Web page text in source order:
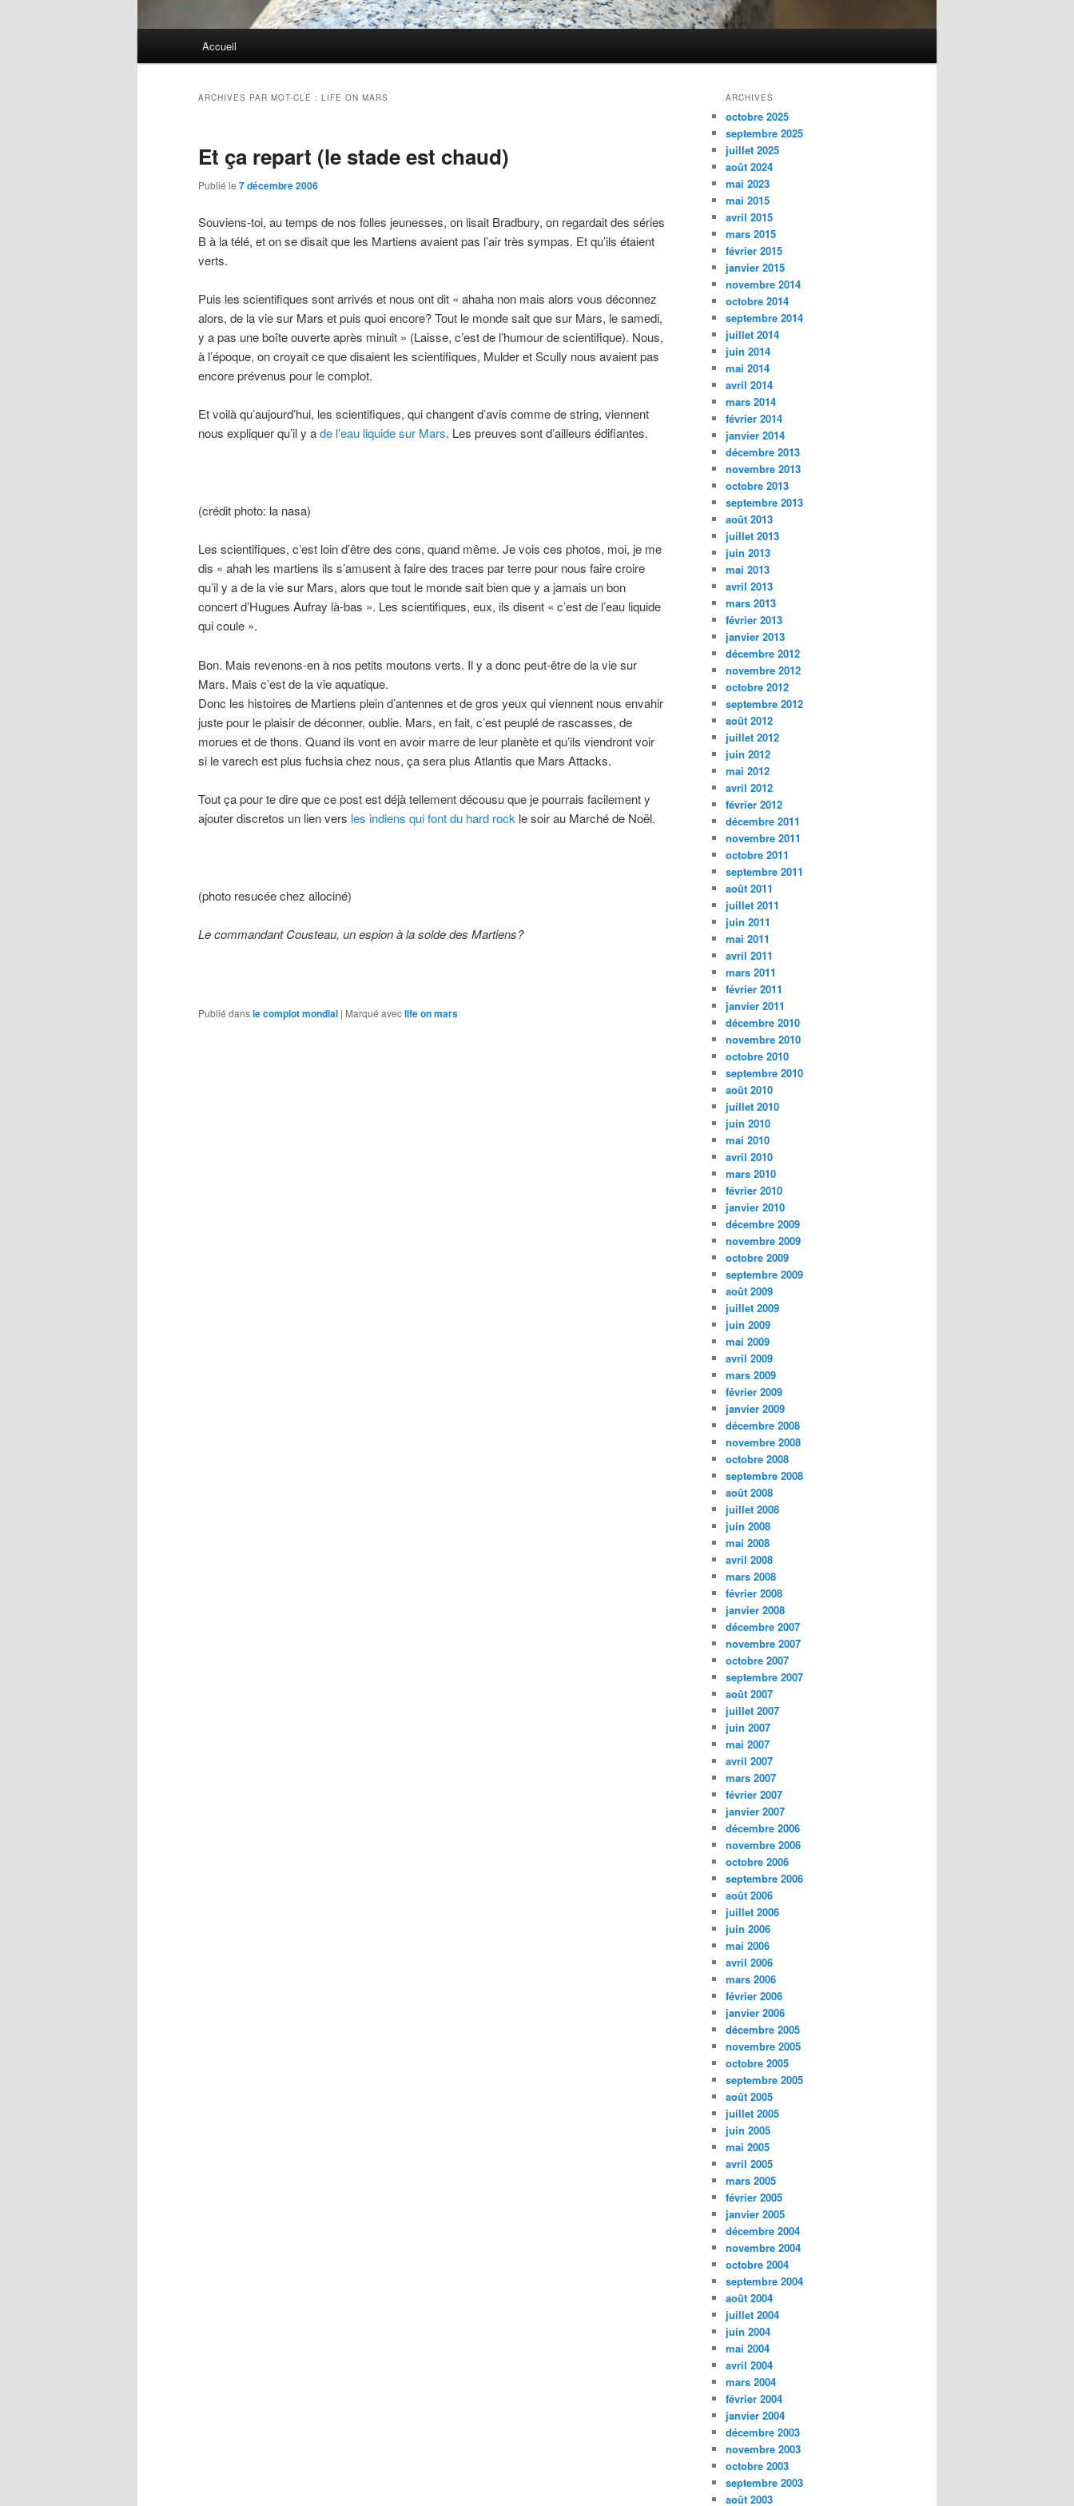
Accueil
ARCHIVES PAR MOT-CLÉ : LIFE ON MARS
Et ça repart (le stade est chaud)
Publié le 7 décembre 2006
Souviens-toi, au temps de nos folles jeunesses, on lisait Bradbury, on regardait des séries
B à la télé, et on se disait que les Martiens avaient pas l’air très sympas. Et qu’ils étaient
verts.
Puis les scientifiques sont arrivés et nous ont dit « ahaha non mais alors vous déconnez
alors, de la vie sur Mars et puis quoi encore? Tout le monde sait que sur Mars, le samedi,
y a pas une boîte ouverte après minuit » (Laisse, c’est de l’humour de scientifique). Nous,
à l’époque, on croyait ce que disaient les scientifiques, Mulder et Scully nous avaient pas
encore prévenus pour le complot.
Et voilà qu’aujourd’hui, les scientifiques, qui changent d’avis comme de string, viennent
nous expliquer qu’il y ade l’eau liquide sur Mars. Les preuves sont d’ailleurs édifiantes.
(crédit photo: la nasa)
Les scientifiques, c’est loin d’être des cons, quand même. Je vois ces photos, moi, je me
dis « ahah les martiens ils s’amusent à faire des traces par terre pour nous faire croire
qu’il y a de la vie sur Mars, alors que tout le monde sait bien que y a jamais un bon
concert d’Hugues Aufray là-bas ». Les scientifiques, eux, ils disent « c’est de l’eau liquide
qui coule ».
Bon. Mais revenons-en à nos petits moutons verts. Il y a donc peut-être de la vie sur
Mars. Mais c’est de la vie aquatique.
Donc les histoires de Martiens plein d’antennes et de gros yeux qui viennent nous envahir
juste pour le plaisir de déconner, oublie. Mars, en fait, c’est peuplé de rascasses, de
morues et de thons. Quand ils vont en avoir marre de leur planète et qu’ils viendront voir
si le varech est plus fuchsia chez nous, ça sera plus Atlantis que Mars Attacks.
Tout ça pour te dire que ce post est déjà tellement décousu que je pourrais facilement y
ajouter discretos un lien vers les indiens qui font du hard rock le soir au Marché de Noël.
(photo resucée chez allociné)
Le commandant Cousteau, un espion à la solde des Martiens?
Publié dansle complot mondial | Marqué aveclife on mars
ARCHIVES
octobre 2025
septembre 2025
juillet 2025
août 2024
mai 2023
mai 2015
avril 2015
mars 2015
février 2015
janvier 2015
novembre 2014
octobre 2014
septembre 2014
juillet 2014
juin 2014
mai 2014
avril 2014
mars 2014
février 2014
janvier 2014
décembre 2013
novembre 2013
octobre 2013
septembre 2013
août 2013
juillet 2013
juin 2013
mai 2013
avril 2013
mars 2013
février 2013
janvier 2013
décembre 2012
novembre 2012
octobre 2012
septembre 2012
août 2012
juillet 2012
juin 2012
mai 2012
avril 2012
février 2012
décembre 2011
novembre 2011
octobre 2011
septembre 2011
août 2011
juillet 2011
juin 2011
mai 2011
avril 2011
mars 2011
février 2011
janvier 2011
décembre 2010
novembre 2010
octobre 2010
septembre 2010
août 2010
juillet 2010
juin 2010
mai 2010
avril 2010
mars 2010
février 2010
janvier 2010
décembre 2009
novembre 2009
octobre 2009
septembre 2009
août 2009
juillet 2009
juin 2009
mai 2009
avril 2009
mars 2009
février 2009
janvier 2009
décembre 2008
novembre 2008
octobre 2008
septembre 2008
août 2008
juillet 2008
juin 2008
mai 2008
avril 2008
mars 2008
février 2008
janvier 2008
décembre 2007
novembre 2007
octobre 2007
septembre 2007
août 2007
juillet 2007
juin 2007
mai 2007
avril 2007
mars 2007
février 2007
janvier 2007
décembre 2006
novembre 2006
octobre 2006
septembre 2006
août 2006
juillet 2006
juin 2006
mai 2006
avril 2006
mars 2006
février 2006
janvier 2006
décembre 2005
novembre 2005
octobre 2005
septembre 2005
août 2005
juillet 2005
juin 2005
mai 2005
avril 2005
mars 2005
février 2005
janvier 2005
décembre 2004
novembre 2004
octobre 2004
septembre 2004
août 2004
juillet 2004
juin 2004
mai 2004
avril 2004
mars 2004
février 2004
janvier 2004
décembre 2003
novembre 2003
octobre 2003
septembre 2003
août 2003